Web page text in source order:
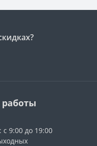
с 9:00 до 19:00